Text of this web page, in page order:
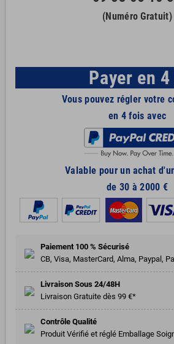
(Numéro Gratuit)
Payer en 4
Vous pouvez régler votre
en 4 fois avec
Valable pour un achat
de 30 à 2000 €
Paiement 100 % Sécurisé
CB, Visa, MasterCard, Alma, Paypal,
Livraison Sous 24/48H
Livraison Gratuite dès 99 €*
Contrôle Qualité
Produit Vérifié et réglé Emballage